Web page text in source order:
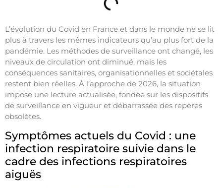
L’évolution du Covid en France et dans le monde ne se lit
plus à travers les mêmes indicateurs qu’au plus fort de la
pandémie. Les méthodes de surveillance ont changé, les
niveaux de circulation ont diminué, mais les
conséquences sanitaires, organisationnelles et sociétales
restent bien réelles. À l’approche de 2026, la situation
impose une lecture actualisée, fondée sur les dispositifs
de surveillance en vigueur et débarrassée des repères
obsolètes.
Symptômes actuels du Covid : une
infection respiratoire suivie dans le
cadre des infections respiratoires
aiguës